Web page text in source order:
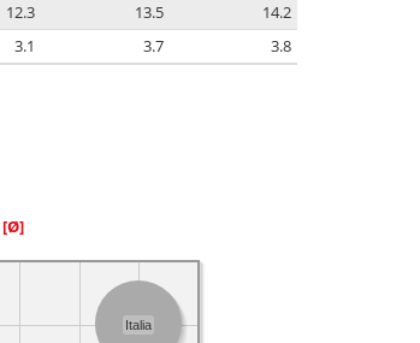
12.3 13.5
14.2
3.1 3.7 3.8
[Ø]
Italia